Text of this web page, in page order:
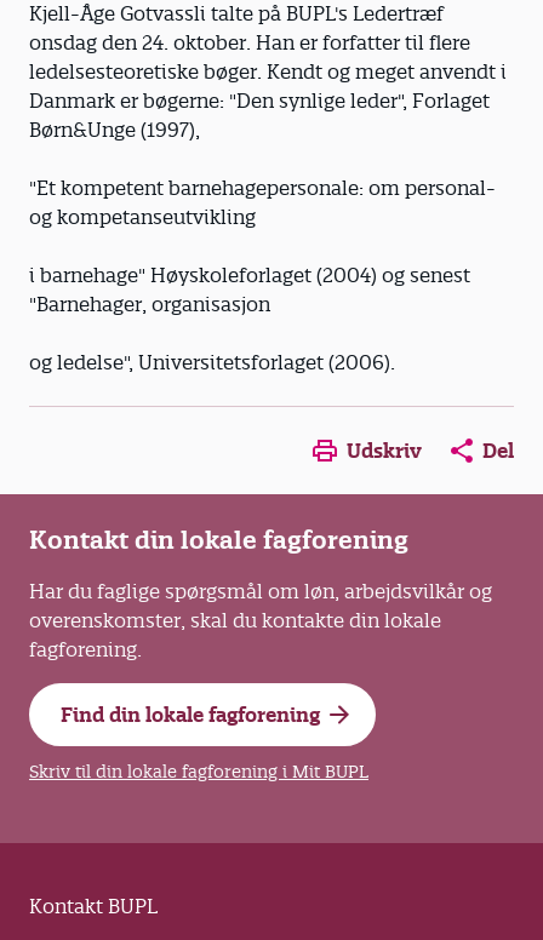
Kjell-Åge Gotvassli talte på BUPL's Ledertræf
onsdag den 24. oktober. Han er forfatter til flere
ledelsesteoretiske bøger. Kendt og meget anvendt i
Danmark er bøgerne: "Den synlige leder", Forlaget
Børn&Unge (1997),
"Et kompetent barnehagepersonale: om personal-
og kompetanseutvikling
i barnehage" Høyskoleforlaget (2004) og senest
"Barnehager, organisasjon
og ledelse", Universitetsforlaget (2006).
Opens in a new window
Opens in a new
Opens in
Udskriv Del
Kontakt din lokale fagforening
Har du faglige spørgsmål om løn, arbejdsvilkår og
overenskomster, skal du kontakte din lokale
fagforening.
Find din lokale fagforening
Skriv til din lokale fagforening i Mit BUPL
Kontakt BUPL